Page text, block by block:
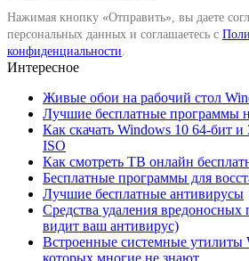
Нажимая кнопку «Отправить», вы даете
персональных данных и соглашаетесь с
конфиденциальности
Интересное
Живые обои на рабочий стол
Лучшие бесплатные программы
Как скачать Windows 10 64-бит
ISO
Как смотреть ТВ онлайн
Бесплатные программы для
Лучшие бесплатные антивирусы
Средства удаления
видит ваш антивирус)
Встроенные системные утилиты
которых многие не знают